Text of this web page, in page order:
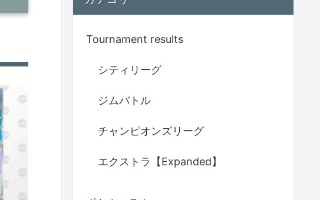
Tournament results
シティリーグ
ジムバトル
チャンピオンズリーグ
エクストラ【Expanded】